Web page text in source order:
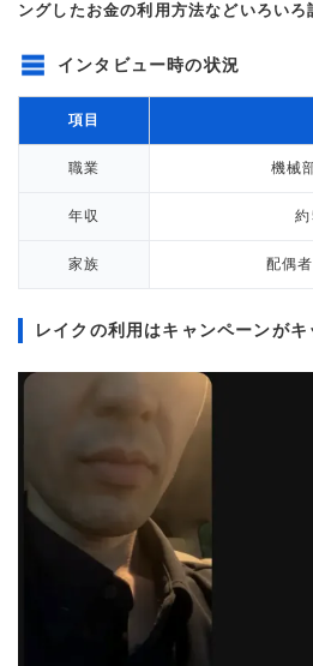
ングしたお金の利用方法などいろいろ
インタビュー時の状況
項目
職業 機械
年収
家族 配偶
レイクの利用はキャンペーンがキ